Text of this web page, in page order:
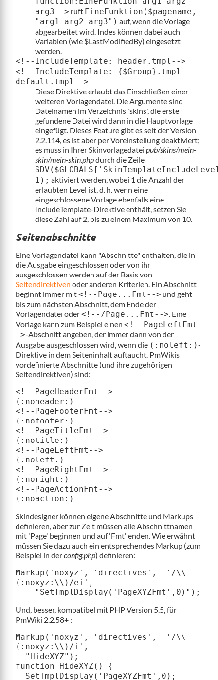
arg3--> ruft EineFunktion($pagename,
"arg1 arg2 arg3") auf, wenn die Vorlage
abgearbeitet wird. Indes können dabei auch
Variablen (wie $LastModifiedBy) eingesetzt
werden.
<!--IncludeTemplate: header.tmpl-->
<!--IncludeTemplate: {$Group}.tmpl
default.tmpl-->
Diese Direktive erlaubt das Einschließen einer
weiteren Vorlagendatei. Die Argumente sind
Dateinamen im Verzeichnis 'skins', die erste
gefundene Datei wird dann in die Hauptvorlage
eingefügt. Dieses Feature gibt es seit der Version
2.2.114, es ist aber per Voreinstellung deaktiviert;
es muss in Ihrer Skinvorlagedatei pub/skins/mein-
skin/mein-skin.phpdurch die Zeile
1); aktiviert werden, wobei 1 die Anzahl der
erlaubten Level ist, d. h. wenn eine
eingeschlossene Vorlage ebenfalls eine
IncludeTemplate-Direktive enthält, setzen Sie
diese Zahl auf 2, bis zu einem Maximum von 10.
Seitenabschnitte
Eine Vorlagendatei kann "Abschnitte" enthalten, die in
die Ausgabe eingeschlossen oder von ihr
ausgeschlossen werden auf der Basis von
Seitendirektiven oder anderen Kriterien. Ein Abschnitt
beginnt immer mit<!--Page...Fmt--> und geht
bis zum nächsten Abschnitt, dem Ende der
Vorlagendatei oder<!--/Page...Fmt-->. Eine
Vorlage kann zum Beispiel einen <!--PageLeftFmt-
->-Abschnitt angeben, der immer dann von der
Ausgabe ausgeschlossen wird, wenn die (:noleft:)-
Direktive in dem Seiteninhalt auftaucht. PmWikis
vordefinierte Abschnitte (und ihre zugehörigen
Seitendirektiven) sind:
<!--PageHeaderFmt-->
(:noheader:)
<!--PageFooterFmt-->
(:nofooter:)
<!--PageTitleFmt-->
(:notitle:)
<!--PageLeftFmt-->
(:noleft:)
<!--PageRightFmt-->
(:noright:)
<!--PageActionFmt-->
Skindesigner können eigene Abschnitte und Markups
definieren, aber zur Zeit müssen alle Abschnittnamen
mit 'Page' beginnen und auf 'Fmt' enden. Wie erwähnt
müssen Sie dazu auch ein entsprechendes Markup (zum
Beispiel in derconfig.php) definieren:
Markup('noxyz', 'directives',  '/\\
(:noxyz:\\)/ei',
    "SetTmplDisplay('PageXYZFmt',0)");
Und, besser, kompatibel mit PHP Version 5.5, für
PmWiki 2.2.58+ :
Markup('noxyz', 'directives',  '/\\
(:noxyz:\\)/i',
function HideXYZ() {